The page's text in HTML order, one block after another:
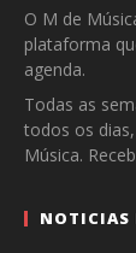
O M de
plataforma
agenda.
Todas as
todos os
Música.
NOTICIAS